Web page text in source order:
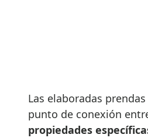
Las elaboradas
punto de conexión
propiedades